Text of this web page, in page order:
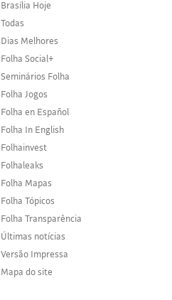
Brasília Hoje
Todas
Dias Melhores
Folha Social+
Seminários Folha
Folha Jogos
Folha en Español
Folha In English
Folhainvest
Folhaleaks
Folha Mapas
Folha Tópicos
Folha Transparência
Últimas notícias
Versão Impressa
Mapa do site